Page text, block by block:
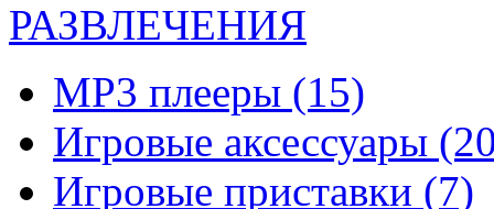
РАЗВЛЕЧЕНИЯ
MP3 плееры (15)
Игровые аксессуары
Игровые приставки (7)